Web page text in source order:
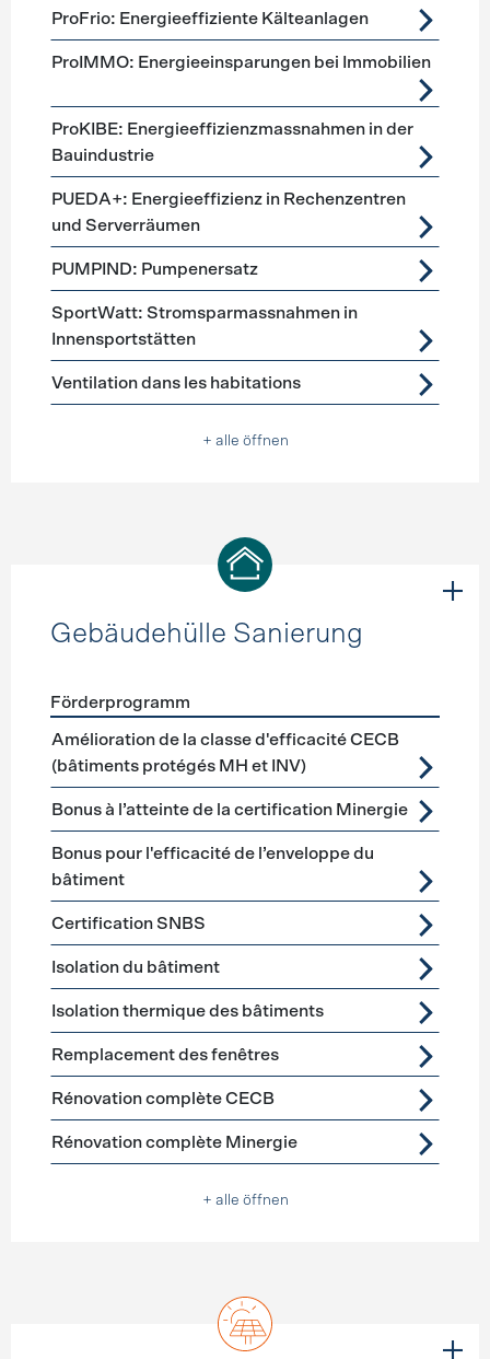
ProFrio: Energieeffiziente Kälteanlagen
ProIMMO: Energieeinsparungen bei Immobilien
ProKIBE: Energieeffizienzmassnahmen in der
Bauindustrie
PUEDA+: Energieeffizienz in Rechenzentren
und Serverräumen
PUMPIND: Pumpenersatz
SportWatt: Stromsparmassnahmen in
Innensportstätten
Ventilation dans les habitations
+ alle öffnen
Gebäudehülle Sanierung
Förderprogramme Gebäudehülle Sanierung
Förderprogramm
Amélioration de la classe d'efficacité CECB
(bâtiments protégés MH et INV)
Bonus à l’atteinte de la certification Minergie
Bonus pour l'efficacité de l’enveloppe du
bâtiment
Certification SNBS
Isolation du bâtiment
Isolation thermique des bâtiments
Remplacement des fenêtres
Rénovation complète CECB
Rénovation complète Minergie
+ alle öffnen